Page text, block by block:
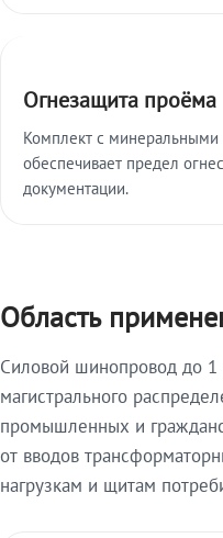
Огнезащита проёма
Комплект с
обеспечивает предел
документации.
Область
Силовой шинопровод до 1
магистрального
промышленных и
от вводов
нагрузкам и щитам